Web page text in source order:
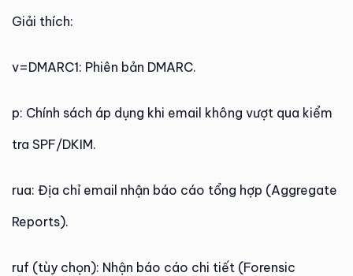
Giải thích:
v=DMARC1: Phiên bản DMARC.
p: Chính sách áp dụng khi email không vượt qua kiểm
tra SPF/DKIM.
rua: Địa chỉ email nhận báo cáo tổng hợp (Aggregate
Reports).
ruf (tùy chọn): Nhận báo cáo chi tiết (Forensic